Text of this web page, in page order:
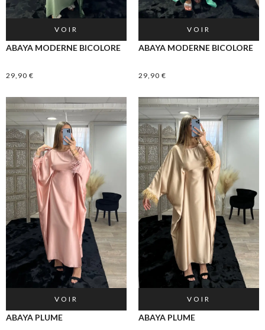
VOIR
ABAYA MODERNE BICOLORE
29,90 €
VOIR
ABAYA MODERNE BICOLORE
29,90 €
VOIR
ABAYA PLUME
VOIR
ABAYA PLUME